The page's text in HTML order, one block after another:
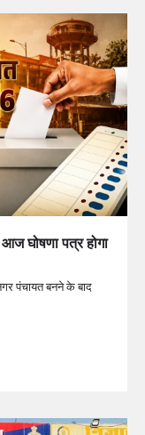
घोषणा पत्र होगा
पंचायत बनने के बाद